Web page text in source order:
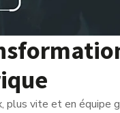
plus vite et en équipe